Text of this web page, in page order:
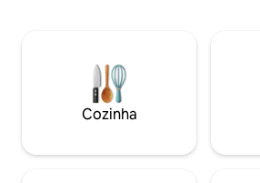
anos grátis, de 6 a 12 anos, café da
manhã por € 8 Serviço de quarto 1 vez
por semana
Cozinha